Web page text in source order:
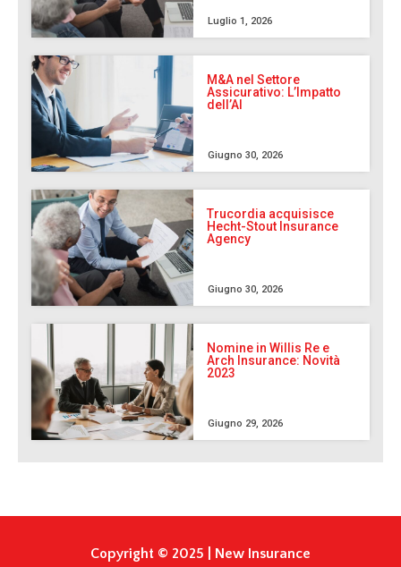
Luglio 1, 2026
M&A nel Settore
Assicurativo: L’Impatto
dell’AI
Giugno 30, 2026
Trucordia acquisisce
Hecht-Stout Insurance
Agency
Giugno 30, 2026
Nomine in Willis Re e
Arch Insurance: Novità
2023
Giugno 29, 2026
Copyright © 2025 | New Insurance